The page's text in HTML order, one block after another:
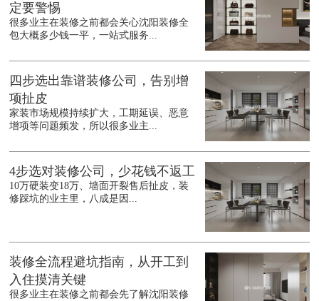
定要警惕
很多业主在装修之前都会关心沈阳装修全
包大概多少钱一平，一站式服务...
四步选出靠谱装修公司，告别增
项扯皮
家装市场规模持续扩大，工期延误、恶意
增项等问题频发，所以很多业主...
4步选对装修公司，少花钱不返工
10万硬装变18万、墙面开裂售后扯皮，装
修踩坑的业主里，八成是因...
装修全流程避坑指南，从开工到
入住摸清关键
很多业主在装修之前都会先了解沈阳装修